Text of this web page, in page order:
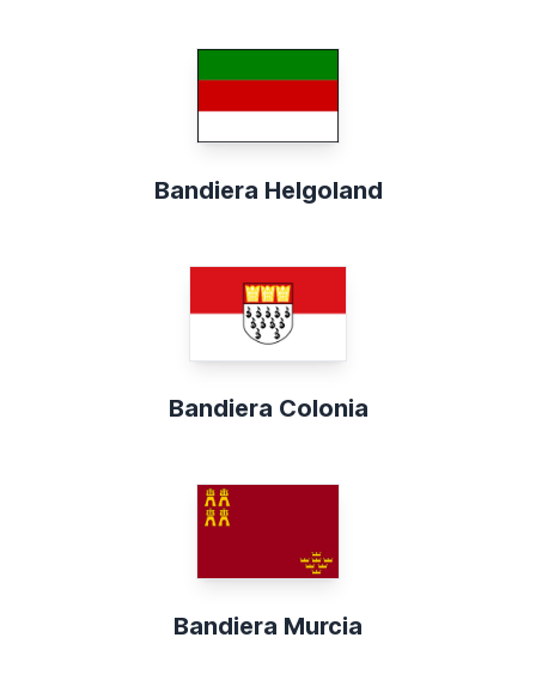
Bandiera Helgoland
Bandiera Colonia
Bandiera Murcia